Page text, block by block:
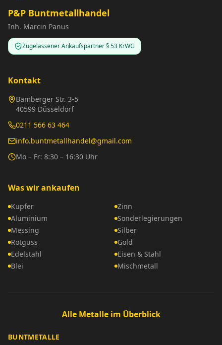
P&P Buntmetallhandel
Inh. Marcin Panus
Zugelassener Ankaufspartner § 53 KrWG
Kontakt
Bamberger Str. 3-5
40599 Düsseldorf
0211 566 63 464
info.buntmetallhandel@gmail.com
Mo – Fr: 8:30 – 16:30 Uhr
Was wir ankaufen
Kupfer
Aluminium
Messing
Rotguss
Edelstahl
Blei
Zinn
Sonderlegierungen
Silber
Gold
Eisen & Stahl
Mischmetall
Alle Metalle im Überblick
BUNTMETALLE